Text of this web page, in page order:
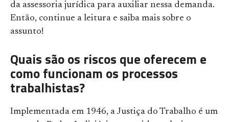
da assessoria jurídica para auxiliar nessa demanda.
Então, continue a leitura e saiba mais sobre o
assunto!
Quais são os riscos que oferecem e
como funcionam os processos
trabalhistas?
Implementada em 1946, a Justiça do Trabalho é um